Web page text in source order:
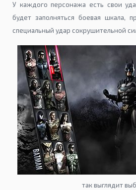
У каждого персонажа есть свои
будет заполняться боевая шкала,
специальный удар сокрушительной
так выглядит